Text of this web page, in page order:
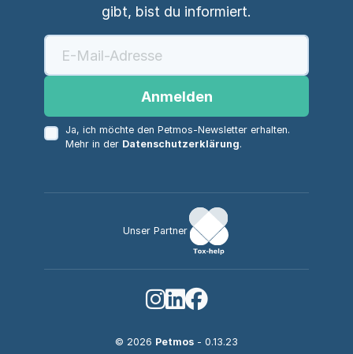
gibt, bist du informiert.
Anmelden
Ja, ich möchte den Petmos-Newsletter erhalten.
Mehr in der Datenschutzerklärung.
Unser Partner
© 2026 Petmos - 0.13.23